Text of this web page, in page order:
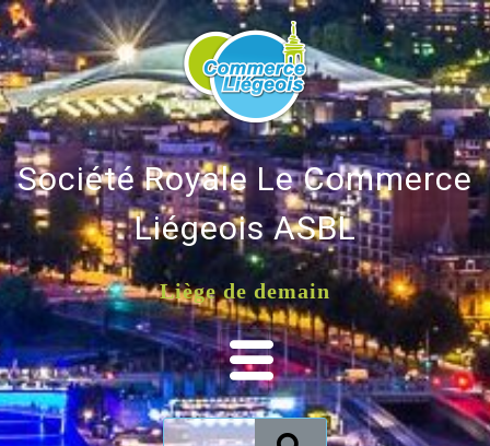
Société Royale Le Commerce
Liégeois ASBL
Liège de demain